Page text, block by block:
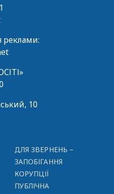
10
ДЛЯ ЗВЕРНЕНЬ –
ЗАПОБІГАННЯ
КОРУПЦІЇ
ПУБЛІЧНА